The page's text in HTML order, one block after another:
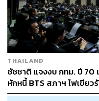
THAILAND
ชัชชาติ แจงงบ กทม. ปี 70
หักหนี้ BTS สภาฯ ไฟเขีย
กต์ล่าช้า